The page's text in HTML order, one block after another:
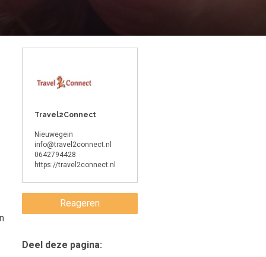
Travel2Connect
Nieuwegein
info@travel2connect.nl
0642794428
https://travel2connect.nl
Reageren
Deel deze pagina: